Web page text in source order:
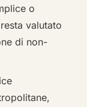
o
valutato
di non-